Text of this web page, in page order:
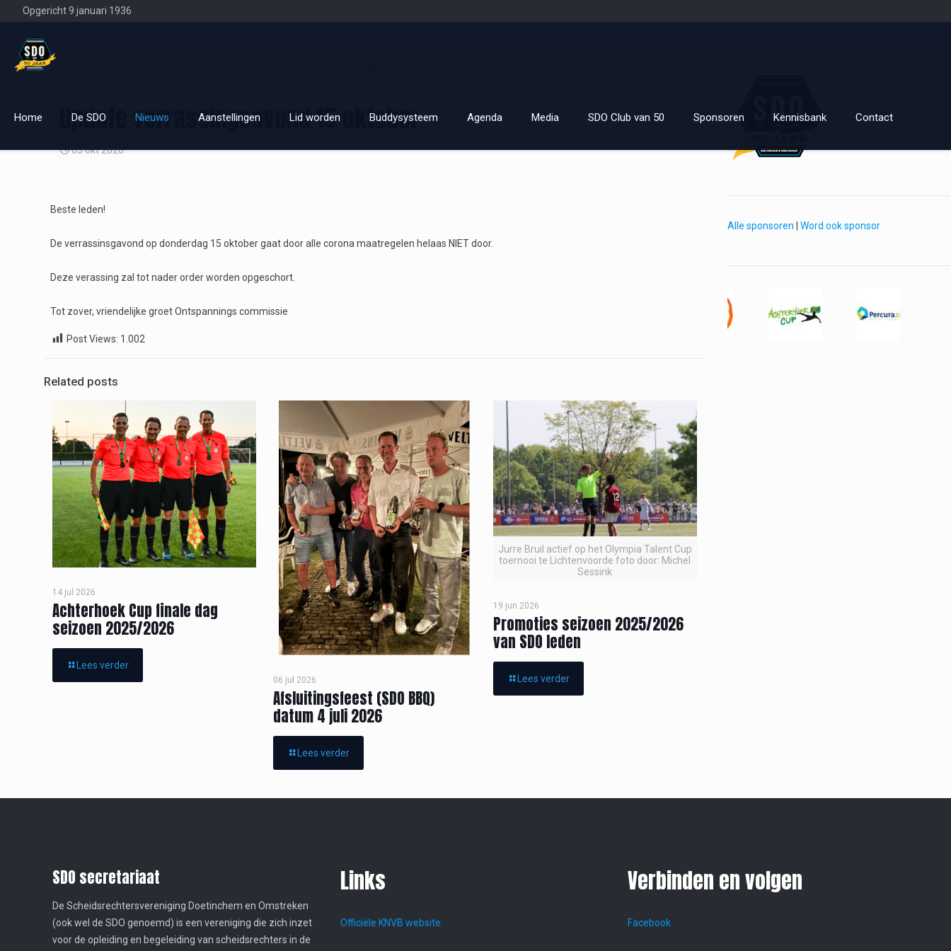
Opgericht 9 januari 1936
Home De SDO Nieuws Aanstellingen Lid worden Buddysysteem Agenda Media SDO Club van 50 Sponsoren Kennisbank Contact
Update verrassingsavond 15 oktober
05 okt 2020
Beste leden!
De verrassinsgavond op donderdag 15 oktober gaat door alle corona maatregelen helaas NIET door.
Deze verassing zal tot nader order worden opgeschort.
Tot zover, vriendelijke groet Ontspannings commissie
Post Views: 1.002
Related posts
14 jul 2026
Achterhoek Cup finale dag
seizoen 2025/2026
Lees verder
06 jul 2026
Afsluitingsfeest (SDO BBQ)
datum 4 juli 2026
Lees verder
Jurre Bruil actief op het Olympia Talent Cup
toernooi te Lichtenvoorde foto door: Michel
Sessink
19 jun 2026
Promoties seizoen 2025/2026
van SDO leden
Lees verder
Alle sponsoren Word ook sponsor
SDO secretariaat
De Scheidsrechtersvereniging Doetinchem en Omstreken
(ook wel de SDO genoemd) is een vereniging die zich inzet
voor de opleiding en begeleiding van scheidsrechters in de
Links
Officiële KNVB website
Verbinden en volgen
Facebook